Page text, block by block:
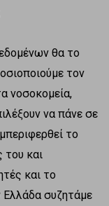
θα το
τον
νοσοκομεία,
να πάνε σε
το
του και
και το
Ελλάδα συζητάμε